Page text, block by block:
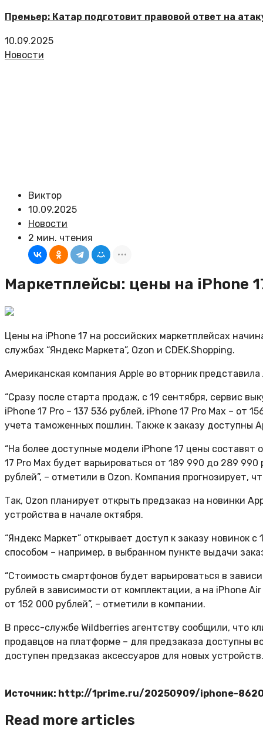
Премьер: Катар подготовит правовой ответ на
10.09.2025
Новости
Виктор
10.09.2025
Новости
2 мин. чтения
Маркетплейсы: цены на iPhone
Цены на iPhone 17 на российских маркетплейсах
службах “Яндекс Маркета”, Ozon и CDEK.Shopping.
Американская компания Apple во вторник
“Сразу после старта продаж, с 19 сентября, сервис
iPhone 17 Pro – 137 536 рублей, iPhone 17 Pro Max – от
учета таможенных пошлин. Также к заказу доступны
“На более доступные модели iPhone 17 цены составят
17 Pro Max будет варьироваться от 189 990 до 289
рублей”, – отметили в Ozon. Компания прогнозирует,
Так, Ozon планирует открыть предзаказ на новинки
устройства в начале октября.
“Яндекс Маркет” открывает доступ к заказу новинок
способом – например, в выбранном пункте выдачи
“Стоимость смартфонов будет варьироваться в
рублей в зависимости от комплектации, а на iPhone
от 152 000 рублей”, – отметили в компании.
В пресс-службе Wildberries агентству сообщили, что
продавцов на платформе – для предзаказа доступны
доступен предзаказ аксессуаров для новых устройств.
Источник: http://1prime.ru/20250909/iphone-
Read more articles